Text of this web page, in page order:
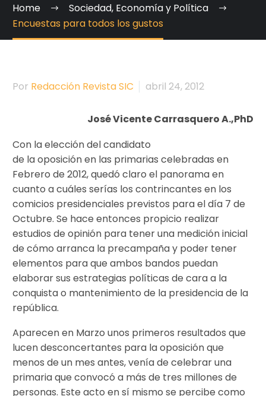
Home
Sociedad, Economía y Política
Encuestas para todos los gustos
Por Redacción Revista SIC abril 24, 2012
José Vicente Carrasquero A.,PhD
Con la elección del candidato
de la oposición en las primarias celebradas en
Febrero de 2012, quedó claro el panorama en
cuanto a cuáles serías los contrincantes en los
comicios presidenciales previstos para el día 7 de
Octubre. Se hace entonces propicio realizar
estudios de opinión para tener una medición inicial
de cómo arranca la precampaña y poder tener
elementos para que ambos bandos puedan
elaborar sus estrategias políticas de cara a la
conquista o mantenimiento de la presidencia de la
república.
Aparecen en Marzo unos primeros resultados que
lucen desconcertantes para la oposición que
menos de un mes antes, venía de celebrar una
primaria que convocó a más de tres millones de
personas. Este acto en sí mismo se percibe como